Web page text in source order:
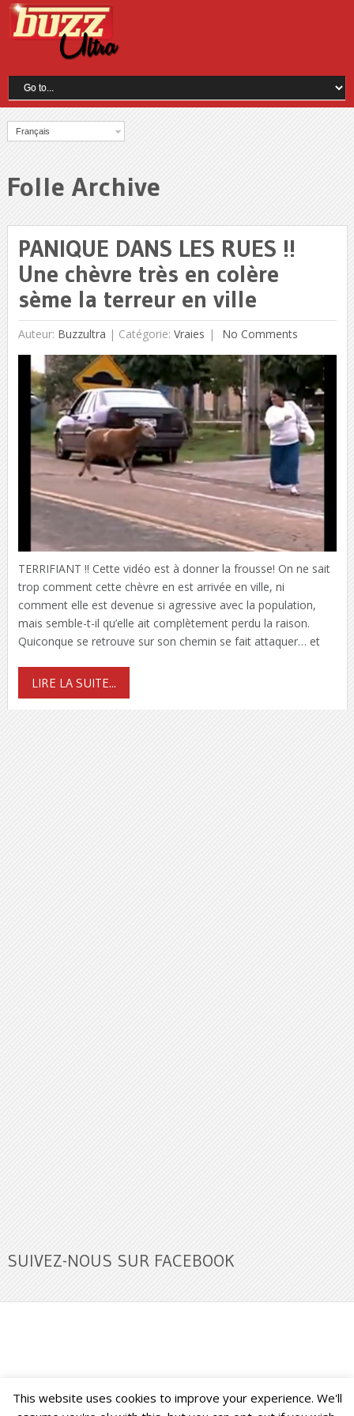
Français
Folle Archive
PANIQUE DANS LES RUES !!
Une chèvre très en colère
sème la terreur en ville
Auteur: Buzzultra | Catégorie: Vraies No Comments
TERRIFIANT !! Cette vidéo est à donner la frousse! On ne sait
trop comment cette chèvre en est arrivée en ville, ni
comment elle est devenue si agressive avec la population,
mais semble-t-il qu’elle ait complètement perdu la raison.
Quiconque se retrouve sur son chemin se fait attaquer… et
LIRE LA SUITE...
SUIVEZ-NOUS SUR FACEBOOK
This website uses cookies to improve your experience. We'll